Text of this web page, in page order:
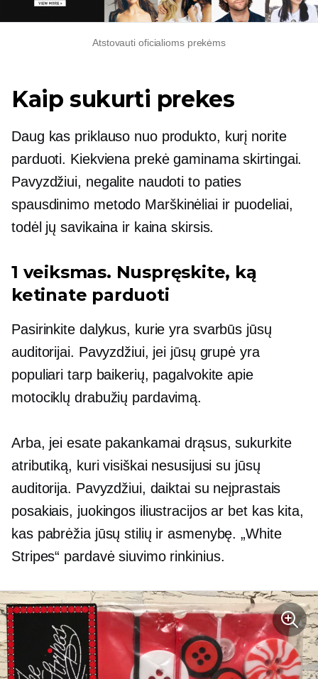
Atstovauti oficialioms prekėms
Kaip sukurti prekes
Daug kas priklauso nuo produkto, kurį norite
parduoti. Kiekviena prekė gaminama skirtingai.
Pavyzdžiui, negalite naudoti to paties
spausdinimo metodo Marškinėliaiir puodeliai,
todėl jų savikaina ir kaina skirsis.
1 veiksmas. Nuspręskite, ką
ketinate parduoti
Pasirinkite dalykus, kurie yra svarbūs jūsų
auditorijai. Pavyzdžiui, jei jūsų grupė yra
populiari tarp baikerių, pagalvokite apie
motociklų drabužių pardavimą.
Arba, jei esate pakankamai drąsus, sukurkite
atributiką, kuri visiškai nesusijusi su jūsų
auditorija. Pavyzdžiui, daiktai su neįprastais
posakiais, juokingos iliustracijos ar bet kas kita,
kas pabrėžia jūsų stilių ir asmenybę. „White
Stripes“ pardavė siuvimo rinkinius.